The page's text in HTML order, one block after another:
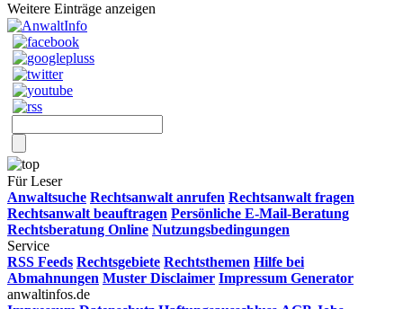
Weitere Einträge anzeigen
Für Leser
Anwaltsuche Rechtsanwalt anrufen Rechtsanwalt fragen
Rechtsanwalt beauftragen Persönliche E-Mail-Beratung
Rechtsberatung Online Nutzungsbedingungen
Service
RSS Feeds Rechtsgebiete Rechtsthemen Hilfe bei
Abmahnungen Muster Disclaimer Impressum Generator
anwaltinfos.de